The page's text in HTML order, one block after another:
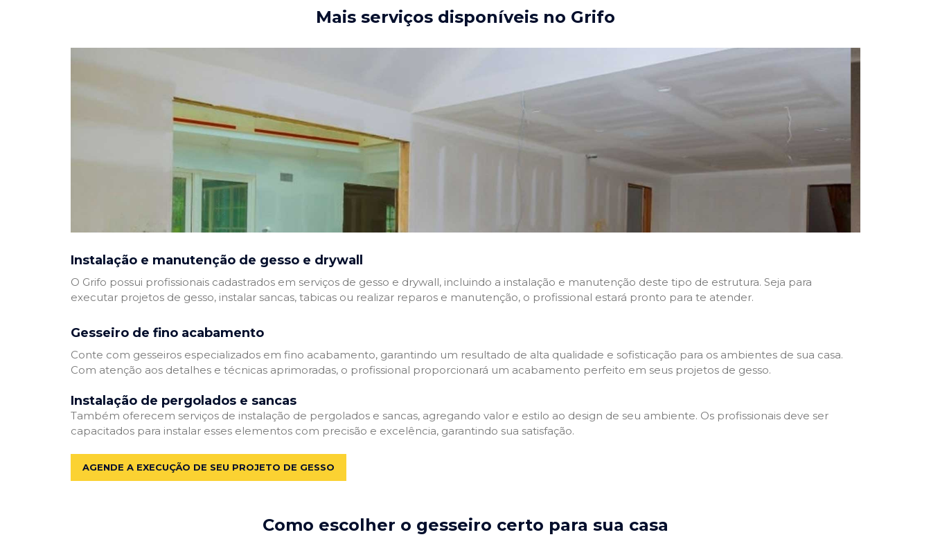
Mais serviços disponíveis no Grifo
Instalação e manutenção de gesso e drywall
O Grifo possui profissionais cadastrados em serviços de gesso e drywall, incluindo a instalação e manutenção deste tipo de estrutura. Seja para
executar projetos de gesso, instalar sancas, tabicas ou realizar reparos e manutenção, o profissional estará pronto para te atender.
Gesseiro de fino acabamento
Conte com gesseiros especializados em fino acabamento, garantindo um resultado de alta qualidade e sofisticação para os ambientes de sua casa.
Com atenção aos detalhes e técnicas aprimoradas, o profissional proporcionará um acabamento perfeito em seus projetos de gesso.
Instalação de pergolados e sancas
Também oferecem serviços de instalação de pergolados e sancas, agregando valor e estilo ao design de seu ambiente. Os profissionais deve ser
capacitados para instalar esses elementos com precisão e excelência, garantindo sua satisfação.
AGENDE A EXECUÇÃO DE SEU PROJETO DE GESSO
Como escolher o gesseiro certo para sua casa